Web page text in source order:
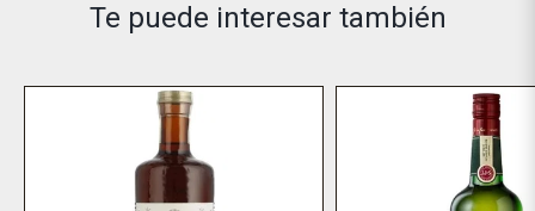
Te puede interesar también